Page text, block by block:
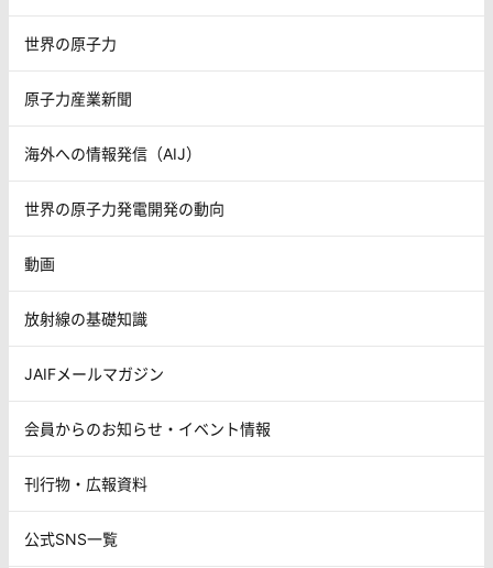
世界の原子力
原子力産業新聞
海外への情報発信（AIJ）
世界の原子力発電開発の動向
動画
放射線の基礎知識
JAIFメールマガジン
会員からのお知らせ・イベント情報
刊行物・広報資料
公式SNS一覧